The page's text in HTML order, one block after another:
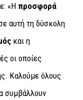
«Η προσφορά
αυτή τη δύσκολη
και η
οι οποίες
Καλούμε όλους
συμβάλλουν